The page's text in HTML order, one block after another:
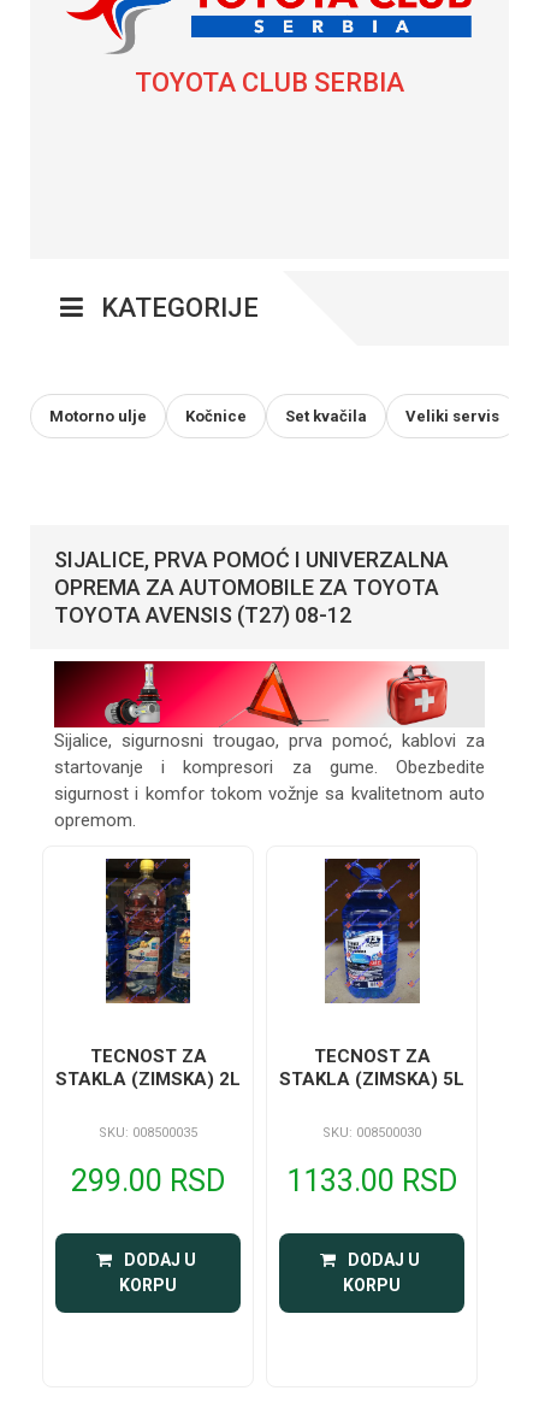
TOYOTA CLUB SERBIA
KATEGORIJE
Motorno ulje Kočnice Set kvačila Veliki servis
SIJALICE, PRVA POMOĆ I UNIVERZALNA
OPREMA ZA AUTOMOBILE ZA TOYOTA
TOYOTA AVENSIS (T27) 08-12
Sijalice, sigurnosni trougao, prva pomoć, kablovi za
startovanje i kompresori za gume. Obezbedite
sigurnost i komfor tokom vožnje sa kvalitetnom auto
opremom.
TECNOST ZA
STAKLA (ZIMSKA) 2L
SKU: 008500035
299.00 RSD
DODAJ U
KORPU
TECNOST ZA
STAKLA (ZIMSKA) 5L
SKU: 008500030
1133.00 RSD
DODAJ U
KORPU